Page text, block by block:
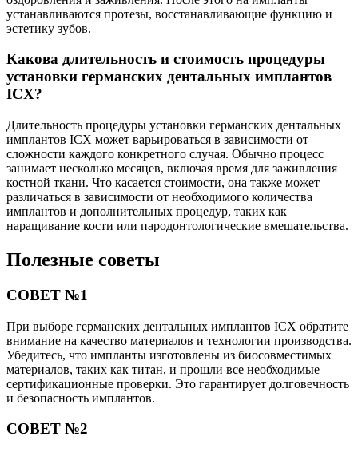
устанавливаются протезы, восстанавливающие функцию и
эстетику зубов.
Какова длительность и стоимость процедуры
установки германских дентальных имплантов
ICX?
Длительность процедуры установки германских дентальных
имплантов ICX может варьироваться в зависимости от
сложности каждого конкретного случая. Обычно процесс
занимает несколько месяцев, включая время для заживления
костной ткани. Что касается стоимости, она также может
различаться в зависимости от необходимого количества
имплантов и дополнительных процедур, таких как
наращивание кости или пародонтологические вмешательства.
Полезные советы
СОВЕТ №1
При выборе германских дентальных имплантов ICX обратите
внимание на качество материалов и технологии производства.
Убедитесь, что импланты изготовлены из биосовместимых
материалов, таких как титан, и прошли все необходимые
сертификационные проверки. Это гарантирует долговечность
и безопасность имплантов.
СОВЕТ №2